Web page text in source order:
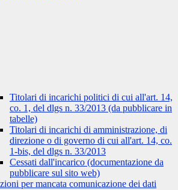
Titolari di incarichi politici di cui all'art. 14,
co. 1, del dlgs n. 33/2013 (da pubblicare in
tabelle)
Titolari di incarichi di amministrazione, di
direzione o di governo di cui all'art. 14, co.
1-bis, del dlgs n. 33/2013
Cessati dall'incarico (documentazione da
pubblicare sul sito web)
per mancata comunicazione dei dati